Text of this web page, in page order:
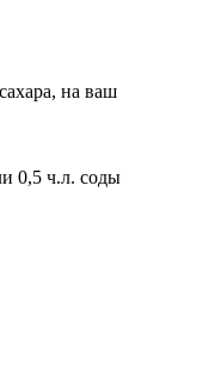
на ваш
0,5 ч.л. соды